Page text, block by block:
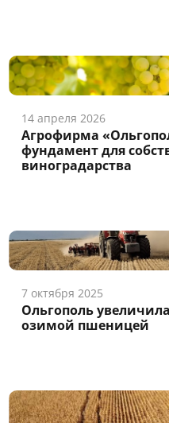
14 апреля 2026
Агрофирма
фундамент для
виноградарства
7 октября 2025
Ольгополь
озимой пшеницей